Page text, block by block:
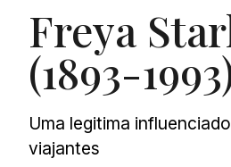
Freya
(1893-
Uma legitima
viajantes